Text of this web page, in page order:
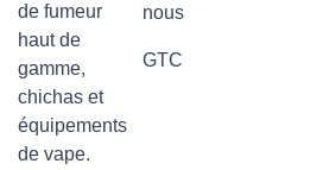
de fumeur
haut de
gamme,
chichas et
équipements
de vape.
nous
GTC